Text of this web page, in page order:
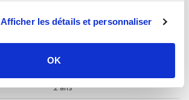
Afficher les détails et personnaliser
OK
Accessoire chauffage
Chaudière fioul
Siemens
2 ans